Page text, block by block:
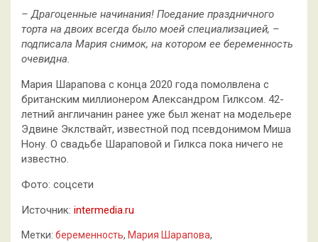
– Драгоценные начинания! Поедание праздничного
торта на двоих всегда было моей специализацией, –
подписала Мария снимок, на котором ее беременность
очевидна.
Мария Шарапова с конца 2020 года помолвлена с
британским миллионером Александром Гилксом. 42-
летний англичанин ранее уже был женат на модельере
Эдвине Эклствайт, известной под псевдонимом Миша
Нону. О свадьбе Шараповой и Гилкса пока ничего не
известно.
Фото: соцсети
Источник: intermedia.ru
Метки: беременность, Мария Шарапова,